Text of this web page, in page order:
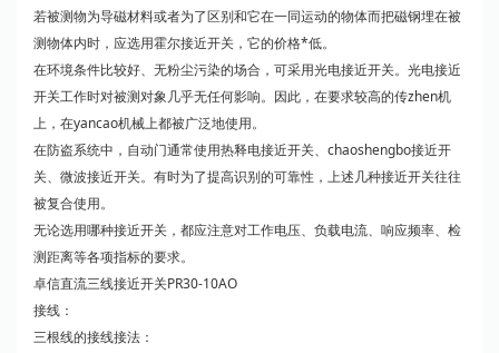
若被测物为导磁材料或者为了区别和它在一同运动的物体而把磁钢埋在被
测物体内时，应选用霍尔接近开关，它的价格*低。
在环境条件比较好、无粉尘污染的场合，可采用光电接近开关。光电接近
开关工作时对被测对象几乎无任何影响。因此，在要求较高的传zhen机
上，在yancao机械上都被广泛地使用。
在防盗系统中，自动门通常使用热释电接近开关、chaoshengbo接近开
关、微波接近开关。有时为了提高识别的可靠性，上述几种接近开关往往
被复合使用。
无论选用哪种接近开关，都应注意对工作电压、负载电流、响应频率、检
测距离等各项指标的要求。
卓信直流三线接近开关PR30-10AO
接线：
三根线的接线接法：